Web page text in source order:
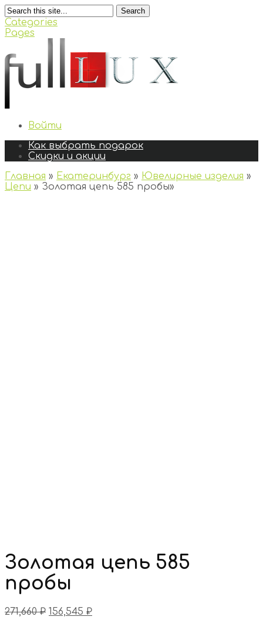
Search
Categories
Pages
Войти
Как выбрать подарок
Скидки и акции
Главная » Екатеринбург » Ювелирные изделия »
Цепи » Золотая цепь 585 пробы»
Золотая цепь 585
пробы
271,660₽ 156,545 ₽